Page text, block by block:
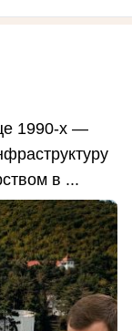
1990-х —
в ...